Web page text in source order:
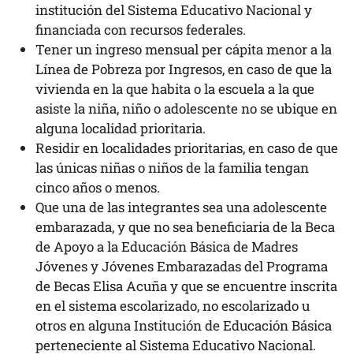
institución del Sistema Educativo Nacional y
financiada con recursos federales.
Tener un ingreso mensual per cápita menor a la
Línea de Pobreza por Ingresos, en caso de que la
vivienda en la que habita o la escuela a la que
asiste la niña, niño o adolescente no se ubique en
alguna localidad prioritaria.
Residir en localidades prioritarias, en caso de que
las únicas niñas o niños de la familia tengan
cinco años o menos.
Que una de las integrantes sea una adolescente
embarazada, y que no sea beneficiaria de la Beca
de Apoyo a la Educación Básica de Madres
Jóvenes y Jóvenes Embarazadas del Programa
de Becas Elisa Acuña y que se encuentre inscrita
en el sistema escolarizado, no escolarizado u
otros en alguna Institución de Educación Básica
perteneciente al Sistema Educativo Nacional.